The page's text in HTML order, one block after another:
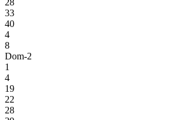
33
40
4
8
Dom-2
1
4
19
22
28